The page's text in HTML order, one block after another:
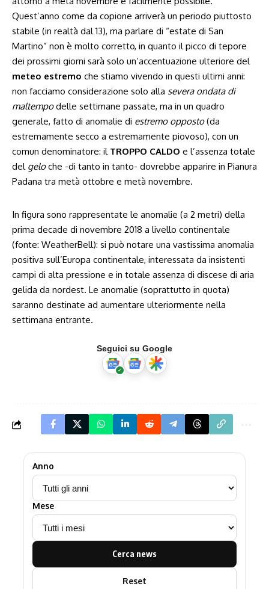
Quest’anno come da copione arriverà un periodo piuttosto
stabile (in realtà dal 13), ma parlare di “estate di San
Martino” non è molto corretto, in quanto il picco di tepore
dei prossimi giorni sarà solo un’accentuazione ulteriore del
meteo estremo che stiamo vivendo in questi ultimi anni:
non facciamo considerazione solo alla severa ondata di
maltempodelle settimane passate, ma in un quadro
generale, fatto di anomalie di estremo opposto(da
estremamente secco a estremamente piovoso), con un
comun denominatore: il TROPPO CALDO e l’assenza totale
del geloche -di tanto in tanto- dovrebbe apparire in Pianura
Padana tra metà ottobre e metà novembre.
In figura sono rappresentate le anomalie (a 2 metri) della
prima decade di novembre 2018 a livello continentale
(fonte: WeatherBell): si può notare una vastissima anomalia
positiva sull’Europa continentale, interessata da insistenti
campi di alta pressione e in totale assenza di discese di aria
gelida da nordest. Le anomalie (soprattutto in quota)
saranno destinate ad aumentare ulteriormente nella
settimana entrante.
Seguici su Google
Anno
Mese
Cerca news
Reset